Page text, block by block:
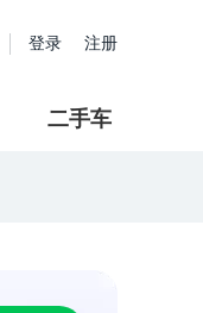
登录 注册
二手车